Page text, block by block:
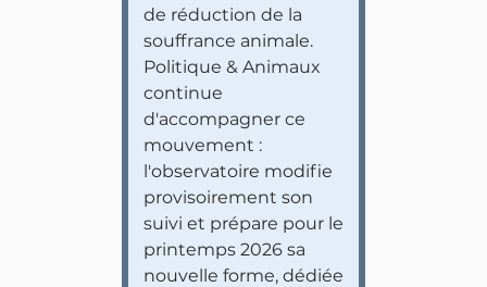
de réduction de la
souffrance animale.
Politique & Animaux
continue
d'accompagner ce
mouvement :
l'observatoire modifie
provisoirement son
suivi et prépare pour le
printemps 2026 sa
nouvelle forme, dédiée